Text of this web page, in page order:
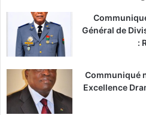
Général de
:
Communiqué
Excellence